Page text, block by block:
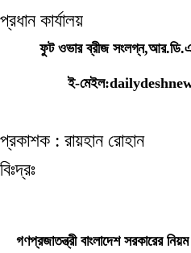
প্রধান কার্যালয়
ফুট ওভার ব্রীজ সংলগ্ন,আর.ডি.এ
ই-
প্রকাশক : রায়হান রোহান
বিঃদ্রঃ
গণপ্রজাতন্ত্রী বাংলাদেশ সরকারের